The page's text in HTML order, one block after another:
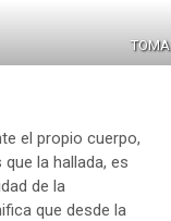
el propio cuerpo,
la hallada, es
de la
que desde la